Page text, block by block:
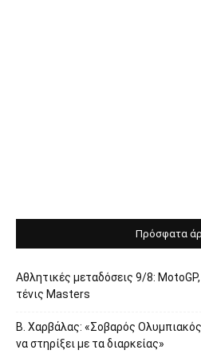
Πρόσφατα
Αθλητικές μεταδόσεις 9/8:
τένις Masters
Β. Χαρβάλας: «Σοβαρός
να στηρίξει με τα διαρκείας»